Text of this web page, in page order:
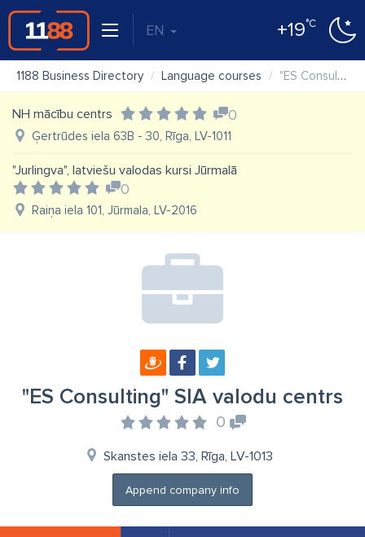
EN +19°C
1188 Business Directory Language courses "ES Consulting" SIA valodu centrs
NH mācību centrs 0
Ģertrūdes iela 63B - 30, Rīga, LV-1011
"Jurlingva", latviešu valodas kursi Jūrmalā
0
Raiņa iela 101, Jūrmala, LV-2016
"ES Consulting" SIA valodu centrs
0
Skanstes iela 33, Rīga, LV-1013
Append company info